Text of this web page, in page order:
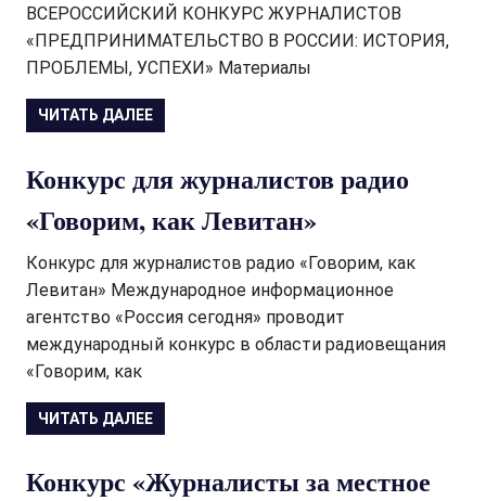
ВСЕРОССИЙСКИЙ КОНКУРС ЖУРНАЛИСТОВ
«ПРЕДПРИНИМАТЕЛЬСТВО В РОССИИ: ИСТОРИЯ,
ПРОБЛЕМЫ, УСПЕХИ» Материалы
ЧИТАТЬ ДАЛЕЕ
Конкурс для журналистов радио
«Говорим, как Левитан»
Конкурс для журналистов радио «Говорим, как
Левитан» Международное информационное
агентство «Россия сегодня» проводит
международный конкурс в области радиовещания
«Говорим, как
ЧИТАТЬ ДАЛЕЕ
Конкурс «Журналисты за местное